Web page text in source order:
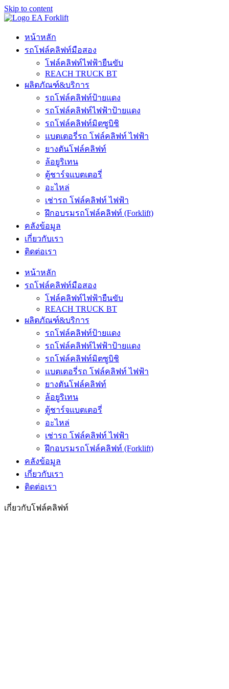
Skip to content
หน้าหลัก
รถโฟล์คลิฟท์มือสอง
โฟล์คลิฟท์ไฟฟ้ายืนขับ
REACH TRUCK BT
ผลิตภัณฑ์&บริการ
รถโฟล์คลิฟท์ป้ายแดง
รถโฟล์คลิฟท์ไฟฟ้าป้ายแดง
รถโฟล์คลิฟท์มิตซูบิชิ
แบตเตอรี่รถ โฟล์คลิฟท์ ไฟฟ้า
ยางตันโฟล์คลิฟท์
ล้อยูริเทน
ตู้ชาร์จแบตเตอรี่
อะไหล่
เช่ารถ โฟล์คลิฟท์ ไฟฟ้า
ฝึกอบรมรถโฟล์คลิฟท์ (Forklift)
คลังข้อมูล
เกี่ยวกับเรา
ติดต่อเรา
หน้าหลัก
รถโฟล์คลิฟท์มือสอง
โฟล์คลิฟท์ไฟฟ้ายืนขับ
REACH TRUCK BT
ผลิตภัณฑ์&บริการ
รถโฟล์คลิฟท์ป้ายแดง
รถโฟล์คลิฟท์ไฟฟ้าป้ายแดง
รถโฟล์คลิฟท์มิตซูบิชิ
แบตเตอรี่รถ โฟล์คลิฟท์ ไฟฟ้า
ยางตันโฟล์คลิฟท์
ล้อยูริเทน
ตู้ชาร์จแบตเตอรี่
อะไหล่
เช่ารถ โฟล์คลิฟท์ ไฟฟ้า
ฝึกอบรมรถโฟล์คลิฟท์ (Forklift)
คลังข้อมูล
เกี่ยวกับเรา
ติดต่อเรา
เกี่ยวกับโฟล์คลิฟท์